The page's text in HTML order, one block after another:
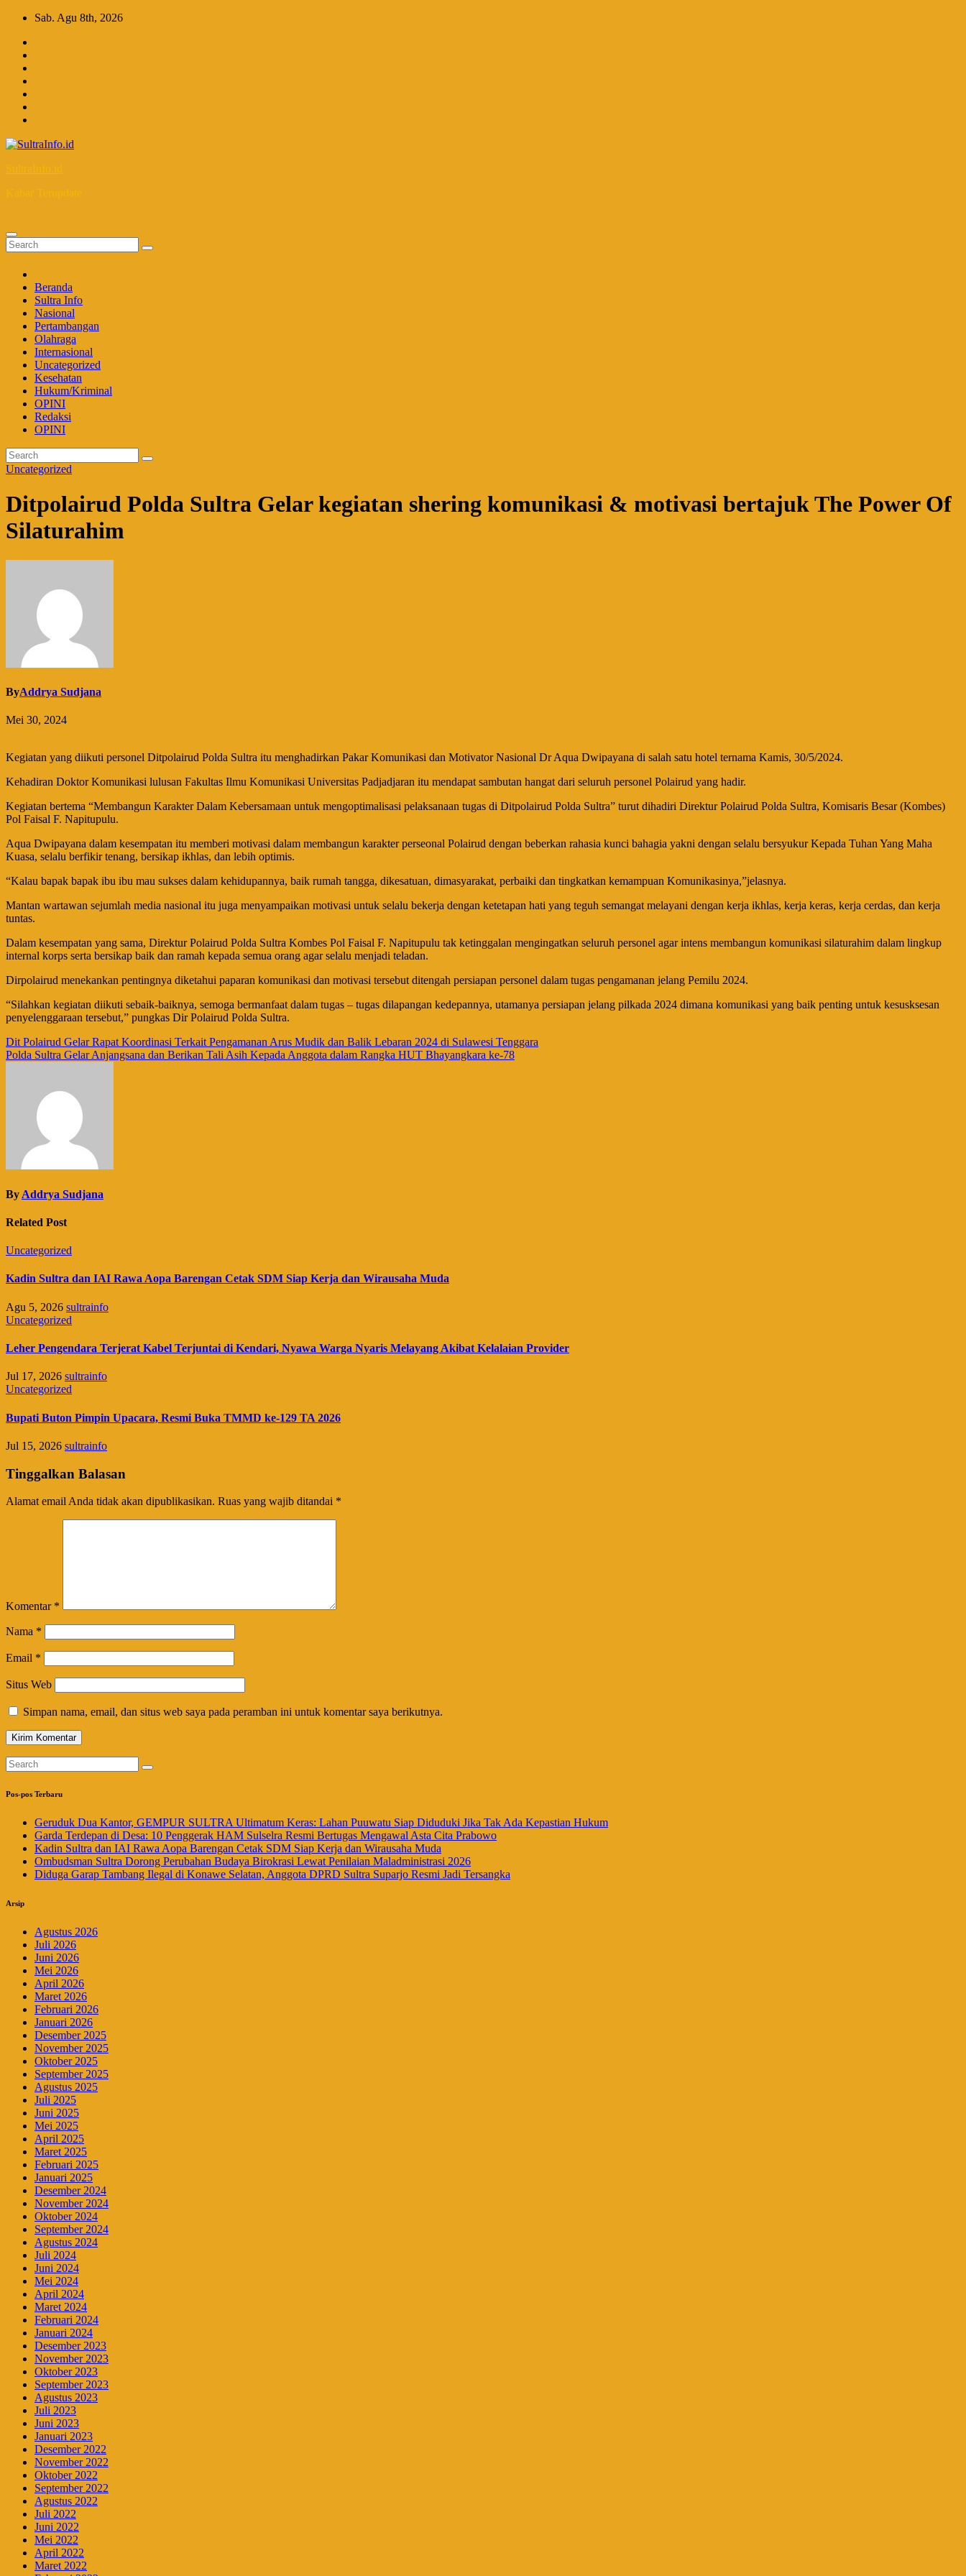
Skip
content
Sab. Agu 8th, 2026
SultraInfo.id
Kabar Terupdate
Beranda
Sultra Info
Nasional
Pertambangan
Olahraga
Internasional
Uncategorized
Kesehatan
Hukum/Kriminal
OPINI
Redaksi
OPINI
Uncategorized
Ditpolairud Polda Sultra Gelar kegiatan shering komunikasi & motivasi bertajuk The Power Of
Silaturahim
ByAddrya Sudjana
Mei 30, 2024
Kegiatan yang diikuti personel Ditpolairud Polda Sultra itu menghadirkan Pakar Komunikasi dan Motivator Nasional Dr Aqua Dwipayana di salah satu hotel ternama Kamis, 30/5/2024.
Kehadiran Doktor Komunikasi lulusan Fakultas Ilmu Komunikasi Universitas Padjadjaran itu mendapat sambutan hangat dari seluruh personel Polairud yang hadir.
Kegiatan bertema “Membangun Karakter Dalam Kebersamaan untuk mengoptimalisasi pelaksanaan tugas di Ditpolairud Polda Sultra” turut dihadiri Direktur Polairud Polda Sultra, Komisaris Besar (Kombes)
Pol Faisal F. Napitupulu.
Aqua Dwipayana dalam kesempatan itu memberi motivasi dalam membangun karakter perseonal Polairud dengan beberkan rahasia kunci bahagia yakni dengan selalu bersyukur Kepada Tuhan Yang Maha
Kuasa, selalu berfikir tenang, bersikap ikhlas, dan lebih optimis.
“Kalau bapak bapak ibu ibu mau sukses dalam kehidupannya, baik rumah tangga, dikesatuan, dimasyarakat, perbaiki dan tingkatkan kemampuan Komunikasinya,”jelasnya.
Mantan wartawan sejumlah media nasional itu juga menyampaikan motivasi untuk selalu bekerja dengan ketetapan hati yang teguh semangat melayani dengan kerja ikhlas, kerja keras, kerja cerdas, dan kerja
tuntas.
Dalam kesempatan yang sama, Direktur Polairud Polda Sultra Kombes Pol Faisal F. Napitupulu tak ketinggalan mengingatkan seluruh personel agar intens membangun komunikasi silaturahim dalam lingkup
internal korps serta bersikap baik dan ramah kepada semua orang agar selalu menjadi teladan.
Dirpolairud menekankan pentingnya diketahui paparan komunikasi dan motivasi tersebut ditengah persiapan personel dalam tugas pengamanan jelang Pemilu 2024.
“Silahkan kegiatan diikuti sebaik-baiknya, semoga bermanfaat dalam tugas – tugas dilapangan kedepannya, utamanya persiapan jelang pilkada 2024 dimana komunikasi yang baik penting untuk kesusksesan
penyelenggaraan tersebut,” pungkas Dir Polairud Polda Sultra.
Navigasi
pos
Dit Polairud Gelar Rapat Koordinasi Terkait Pengamanan Arus Mudik dan Balik Lebaran 2024 di Sulawesi Tenggara
Polda Sultra Gelar Anjangsana dan Berikan Tali Asih Kepada Anggota dalam Rangka HUT Bhayangkara ke-78
By Addrya Sudjana
Related Post
Uncategorized
Kadin Sultra dan IAI Rawa Aopa Barengan Cetak SDM Siap Kerja dan Wirausaha Muda
Agu 5, 2026 sultrainfo
Uncategorized
Leher Pengendara Terjerat Kabel Terjuntai di Kendari, Nyawa Warga Nyaris Melayang Akibat Kelalaian Provider
Jul 17, 2026 sultrainfo
Uncategorized
Bupati Buton Pimpin Upacara, Resmi Buka TMMD ke-129 TA 2026
Jul 15, 2026 sultrainfo
Tinggalkan Balasan
Alamat email Anda tidak akan dipublikasikan. Ruas yang wajib ditandai *
Komentar *
Nama *
Email *
Situs Web
Simpan nama, email, dan situs web saya pada peramban ini untuk komentar saya berikutnya.
Pos-pos Terbaru
Geruduk Dua Kantor, GEMPUR SULTRA Ultimatum Keras: Lahan Puuwatu Siap Diduduki Jika Tak Ada Kepastian Hukum
Garda Terdepan di Desa: 10 Penggerak HAM Sulselra Resmi Bertugas Mengawal Asta Cita Prabowo
Kadin Sultra dan IAI Rawa Aopa Barengan Cetak SDM Siap Kerja dan Wirausaha Muda
Ombudsman Sultra Dorong Perubahan Budaya Birokrasi Lewat Penilaian Maladministrasi 2026
Diduga Garap Tambang Ilegal di Konawe Selatan, Anggota DPRD Sultra Suparjo Resmi Jadi Tersangka
Arsip
Agustus 2026
Juli 2026
Juni 2026
Mei 2026
April 2026
Maret 2026
Februari 2026
Januari 2026
Desember 2025
November 2025
Oktober 2025
September 2025
Agustus 2025
Juli 2025
Juni 2025
Mei 2025
April 2025
Maret 2025
Februari 2025
Januari 2025
Desember 2024
November 2024
Oktober 2024
September 2024
Agustus 2024
Juli 2024
Juni 2024
Mei 2024
April 2024
Maret 2024
Februari 2024
Januari 2024
Desember 2023
November 2023
Oktober 2023
September 2023
Agustus 2023
Juli 2023
Juni 2023
Januari 2023
Desember 2022
November 2022
Oktober 2022
September 2022
Agustus 2022
Juli 2022
Juni 2022
Mei 2022
April 2022
Maret 2022